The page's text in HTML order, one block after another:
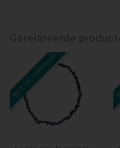
Gerelateerde
NIET OP VOORRAAD